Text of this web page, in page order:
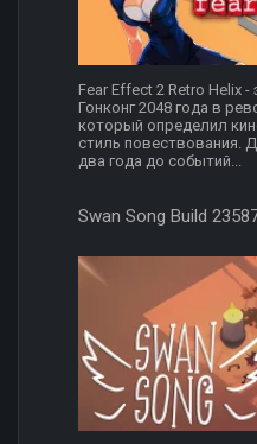
Fear Effect 2 Retro Helix
Гонконг 2048 года в
который определил
стиль повествования.
два года до событий...
Swan Song Build